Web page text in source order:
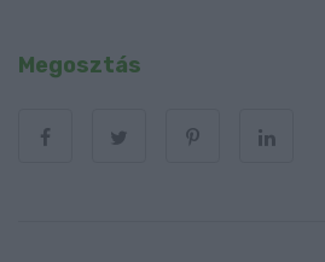
Megosztás